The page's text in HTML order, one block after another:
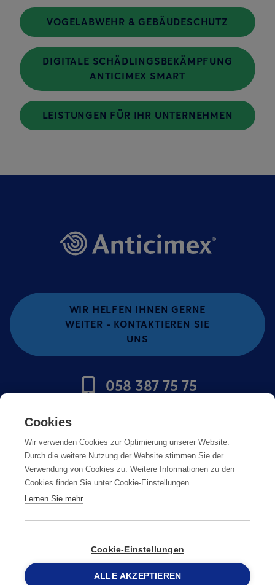
VOGELABWEHR & GEBÄUDESCHUTZ
DIGITALE SCHÄDLINGSBEKÄMPFUNG
ANTICIMEX SMART
LEISTUNGEN FÜR IHR UNTERNEHMEN
WIR HELFEN IHNEN GERNE
WEITER - KONTAKTIEREN SIE
UNS
058 387 75 75
Stellenangebote
Impressum
© Copyright2026Anticimex
Cookies
Wir verwenden Cookies zur Optimierung unserer Website.
Durch die weitere Nutzung der Website stimmen Sie der
Verwendung von Cookies zu. Weitere Informationen zu den
Cookies finden Sie unter Cookie-Einstellungen.
Lernen Sie mehr
Cookie-Einstellungen
ALLE AKZEPTIEREN